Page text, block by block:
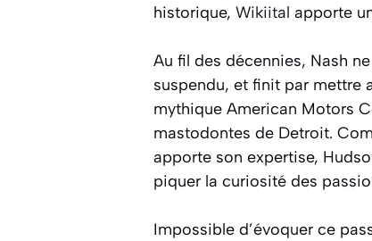
historique, Wikiital apporte
Au fil des décennies, Nash
suspendu, et finit par mettre
mythique American Motors
mastodontes de Detroit.
apporte son expertise,
piquer la curiosité des
Impossible d’évoquer ce